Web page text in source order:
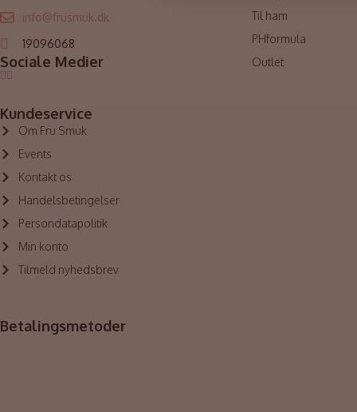
info@frusmuk.dk
19096068
Sociale Medier
Til ham
PHformula
Outlet
Kundeservice
Om Fru Smuk
Events
Kontakt os
Handelsbetingelser
Persondatapolitik
Min konto
Tilmeld nyhedsbrev
Betalingsmetoder